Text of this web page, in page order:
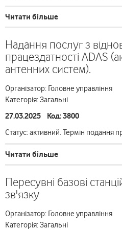
Читати більше
Надання послуг з
працездатності ADAS
антенних систем).
Організатор: Головне управління
Категорія: Загальні
27.03.2025 Код: 3800
Статус: активний. Термін подання
Читати більше
Пересувні базові
зв'язку
Організатор: Головне управління
Категорія: Загальні